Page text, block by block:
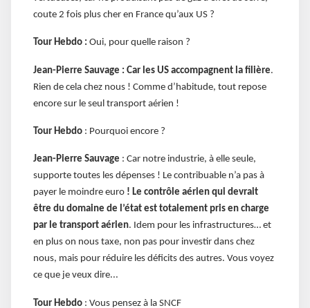
coute 2 fois plus cher en France qu’aux US ?
Tour Hebdo : Oui, pour quelle raison ?
Jean-Pierre Sauvage : Car les US accompagnent la filière.
Rien de cela chez nous ! Comme d’habitude, tout repose
encore sur le seul transport aérien !
Tour Hebdo : Pourquoi encore ?
Jean-Pierre Sauvage : Car notre industrie, à elle seule,
supporte toutes les dépenses ! Le contribuable n’a pas à
payer le moindre euro ! Le contrôle aérien qui devrait
être du domaine de l’état est totalement pris en charge
par le transport aérien. Idem pour les infrastructures… et
en plus on nous taxe, non pas pour investir dans chez
nous, mais pour réduire les déficits des autres. Vous voyez
ce que je veux dire...
Tour Hebdo : Vous pensez à la SNCF